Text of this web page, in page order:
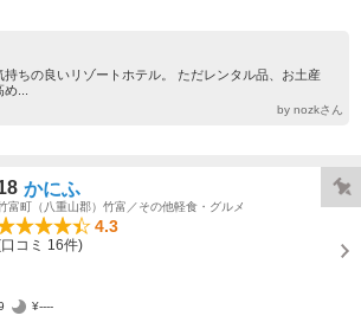
ちの良いリゾートホテル。 ただレンタル品、お土産
...
by nozkさん
かにふ
富町（八重山郡）竹富／その他軽食・グルメ
4.3
コミ 16件)
¥----